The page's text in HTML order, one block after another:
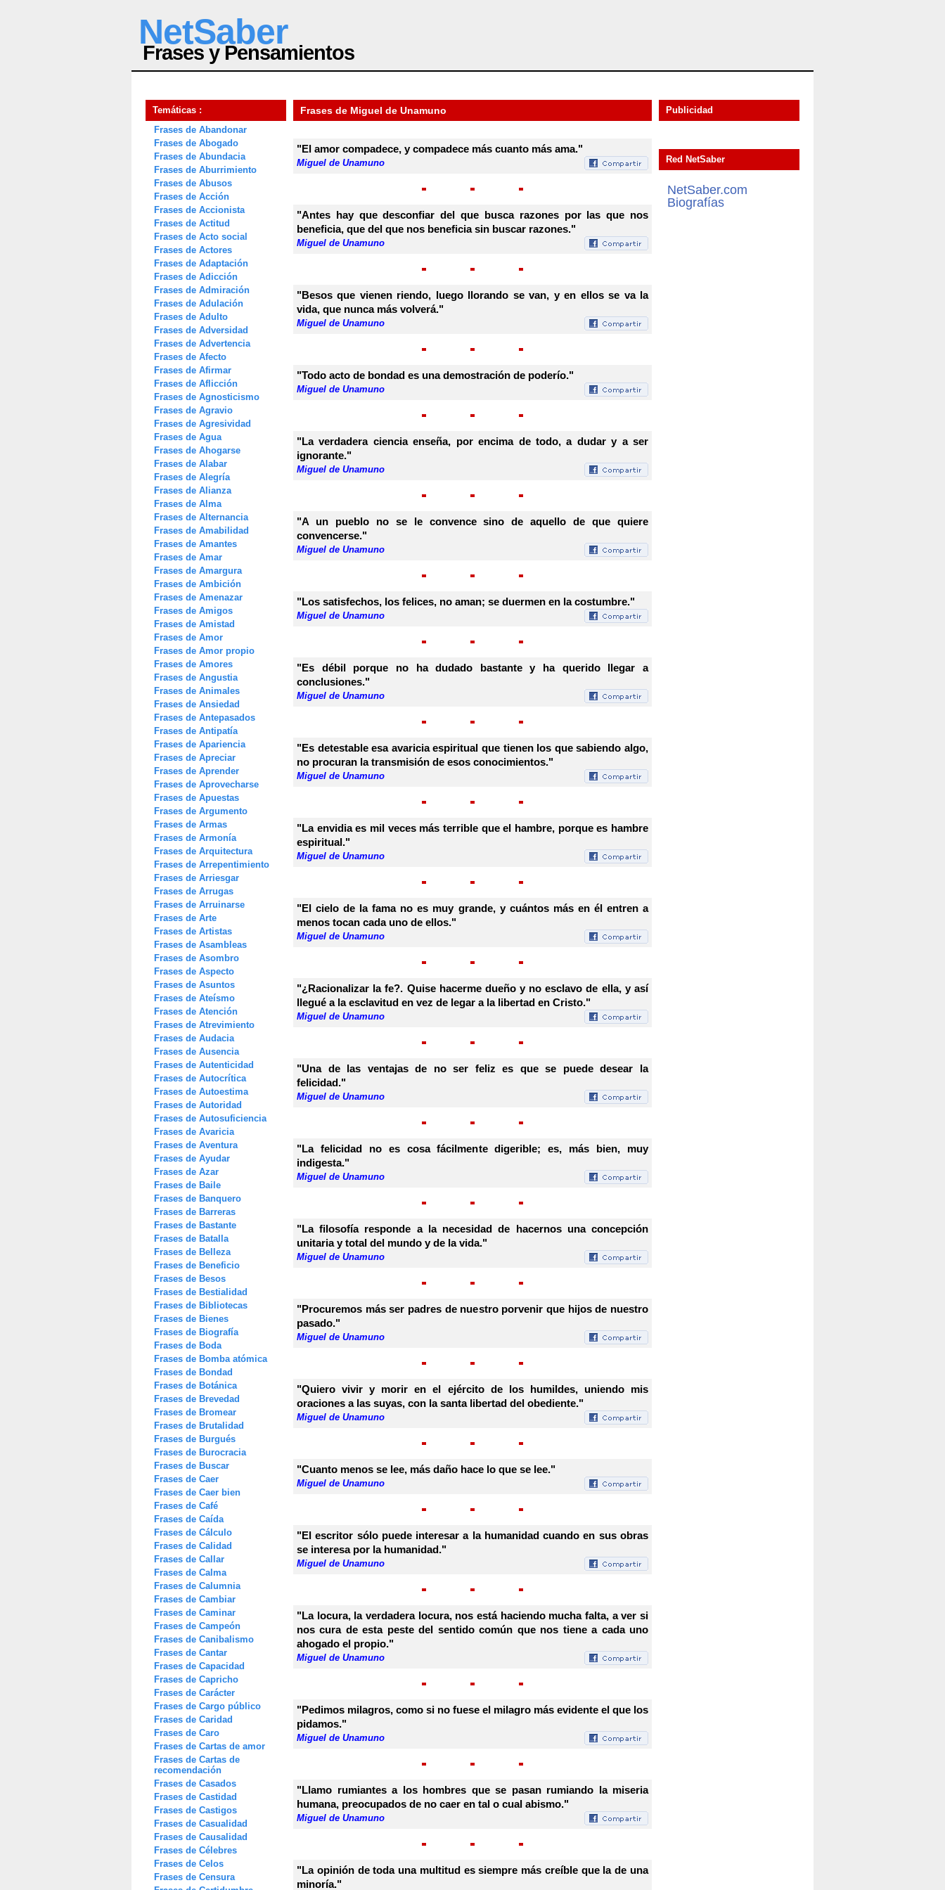
NetSaber
Frases y Pensamientos
Temáticas :
Frases de Abandonar
Frases de Abogado
Frases de Abundacia
Frases de Aburrimiento
Frases de Abusos
Frases de Acción
Frases de Accionista
Frases de Actitud
Frases de Acto social
Frases de Actores
Frases de Adaptación
Frases de Adicción
Frases de Admiración
Frases de Adulación
Frases de Adulto
Frases de Adversidad
Frases de Advertencia
Frases de Afecto
Frases de Afirmar
Frases de Aflicción
Frases de Agnosticismo
Frases de Agravio
Frases de Agresividad
Frases de Agua
Frases de Ahogarse
Frases de Alabar
Frases de Alegría
Frases de Alianza
Frases de Alma
Frases de Alternancia
Frases de Amabilidad
Frases de Amantes
Frases de Amar
Frases de Amargura
Frases de Ambición
Frases de Amenazar
Frases de Amigos
Frases de Amistad
Frases de Amor
Frases de Amor propio
Frases de Amores
Frases de Angustia
Frases de Animales
Frases de Ansiedad
Frases de Antepasados
Frases de Antipatía
Frases de Apariencia
Frases de Apreciar
Frases de Aprender
Frases de Aprovecharse
Frases de Apuestas
Frases de Argumento
Frases de Armas
Frases de Armonía
Frases de Arquitectura
Frases de Arrepentimiento
Frases de Arriesgar
Frases de Arrugas
Frases de Arruinarse
Frases de Arte
Frases de Artistas
Frases de Asambleas
Frases de Asombro
Frases de Aspecto
Frases de Asuntos
Frases de Ateísmo
Frases de Atención
Frases de Atrevimiento
Frases de Audacia
Frases de Ausencia
Frases de Autenticidad
Frases de Autocrítica
Frases de Autoestima
Frases de Autoridad
Frases de Autosuficiencia
Frases de Avaricia
Frases de Aventura
Frases de Ayudar
Frases de Azar
Frases de Baile
Frases de Banquero
Frases de Barreras
Frases de Bastante
Frases de Batalla
Frases de Belleza
Frases de Beneficio
Frases de Besos
Frases de Bestialidad
Frases de Bibliotecas
Frases de Bienes
Frases de Biografía
Frases de Boda
Frases de Bomba atómica
Frases de Bondad
Frases de Botánica
Frases de Brevedad
Frases de Bromear
Frases de Brutalidad
Frases de Burgués
Frases de Burocracia
Frases de Buscar
Frases de Caer
Frases de Caer bien
Frases de Café
Frases de Caída
Frases de Cálculo
Frases de Calidad
Frases de Callar
Frases de Calma
Frases de Calumnia
Frases de Cambiar
Frases de Caminar
Frases de Campeón
Frases de Canibalismo
Frases de Cantar
Frases de Capacidad
Frases de Capricho
Frases de Carácter
Frases de Cargo público
Frases de Caridad
Frases de Caro
Frases de Cartas de amor
Frases de Cartas de
recomendación
Frases de Casados
Frases de Castidad
Frases de Castigos
Frases de Casualidad
Frases de Causalidad
Frases de Célebres
Frases de Celos
Frases de Censura
Frases de Miguel de Unamuno
"El amor compadece, y compadece más cuanto más ama."
Miguel de Unamuno
"Antes hay que desconfiar del que busca razones por las que nos
beneficia, que del que nos beneficia sin buscar razones."
Miguel de Unamuno
"Besos que vienen riendo, luego llorando se van, y en ellos se va la
vida, que nunca más volverá."
Miguel de Unamuno
"Todo acto de bondad es una demostración de poderío."
Miguel de Unamuno
"La verdadera ciencia enseña, por encima de todo, a dudar y a ser
ignorante."
Miguel de Unamuno
"A un pueblo no se le convence sino de aquello de que quiere
convencerse."
Miguel de Unamuno
"Los satisfechos, los felices, no aman; se duermen en la costumbre."
Miguel de Unamuno
"Es débil porque no ha dudado bastante y ha querido llegar a
conclusiones."
Miguel de Unamuno
"Es detestable esa avaricia espiritual que tienen los que sabiendo algo,
no procuran la transmisión de esos conocimientos."
Miguel de Unamuno
"La envidia es mil veces más terrible que el hambre, porque es hambre
espiritual."
Miguel de Unamuno
"El cielo de la fama no es muy grande, y cuántos más en él entren a
menos tocan cada uno de ellos."
Miguel de Unamuno
"¿Racionalizar la fe?. Quise hacerme dueño y no esclavo de ella, y así
llegué a la esclavitud en vez de legar a la libertad en Cristo."
Miguel de Unamuno
"Una de las ventajas de no ser feliz es que se puede desear la
felicidad."
Miguel de Unamuno
"La felicidad no es cosa fácilmente digerible; es, más bien, muy
indigesta."
Miguel de Unamuno
"La filosofía responde a la necesidad de hacernos una concepción
unitaria y total del mundo y de la vida."
Miguel de Unamuno
"Procuremos más ser padres de nuestro porvenir que hijos de nuestro
pasado."
Miguel de Unamuno
"Quiero vivir y morir en el ejército de los humildes, uniendo mis
oraciones a las suyas, con la santa libertad del obediente."
Miguel de Unamuno
"Cuanto menos se lee, más daño hace lo que se lee."
Miguel de Unamuno
"El escritor sólo puede interesar a la humanidad cuando en sus obras
se interesa por la humanidad."
Miguel de Unamuno
"La locura, la verdadera locura, nos está haciendo mucha falta, a ver si
nos cura de esta peste del sentido común que nos tiene a cada uno
ahogado el propio."
Miguel de Unamuno
"Pedimos milagros, como si no fuese el milagro más evidente el que los
pidamos."
Miguel de Unamuno
"Llamo rumiantes a los hombres que se pasan rumiando la miseria
humana, preocupados de no caer en tal o cual abismo."
Miguel de Unamuno
"La opinión de toda una multitud es siempre más creíble que la de una
minoría."
Publicidad
Red NetSaber
NetSaber.com
Biografías